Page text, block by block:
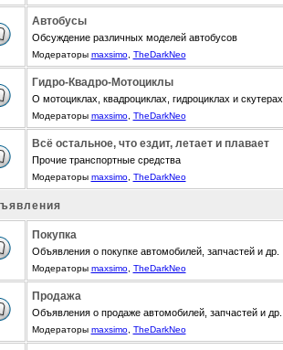
Автобусы
Обсуждение различных моделей автобусов
Модераторы maxsimo, TheDarkNeo
Гидро-Квадро-Мотоциклы
О мотоциклах, квадроциклах, гидроциклах и скутерах
Модераторы maxsimo, TheDarkNeo
Всё остальное, что ездит, летает и плавает
Прочие транспортные средства
Модераторы maxsimo, TheDarkNeo
Покупка
Объявления о покупке автомобилей, запчастей и др.
Модераторы maxsimo, TheDarkNeo
Продажа
Объявления о продаже автомобилей, запчастей и др.
Модераторы maxsimo, TheDarkNeo